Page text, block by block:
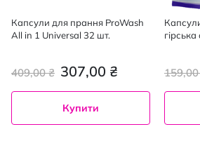
Капсули для прання ProWash
All in 1 Universal 32 шт.
307,00 ₴
409,00 ₴
Купити